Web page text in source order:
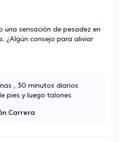
una sensación de pesadez en
¿Algún consejo para aliviar
, 30 minutos diarios
pies y luego talones
Carrera